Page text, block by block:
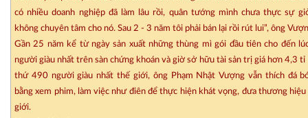
có nhiều doanh nghiệp đã làm lâu rồi, quân tướng mình chưa thực sự
không chuyên tâm cho nó. Sau 2 - 3 năm tôi phải bán lại rồi rút lui”, ông
Gần 25 năm kể từ ngày sản xuất những thùng mì gói đầu tiên cho đến
người giàu nhất trên sàn chứng khoán và giờ sở hữu tài sản trị giá hơn 4,3 tỉ
thứ 490 người giàu nhất thế giới, ông Phạm Nhật Vượng vẫn thích đá
bằng xem phim, làm việc như điên để thực hiện khát vọng, đưa thương
giới.